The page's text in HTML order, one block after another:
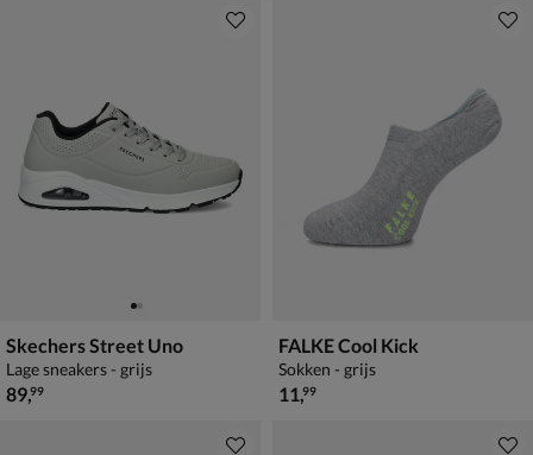
Skechers Street Uno
Lage sneakers - grijs
€ 89,99
89,99
FALKE Cool Kick
Sokken - grijs
€ 11,99
11,99